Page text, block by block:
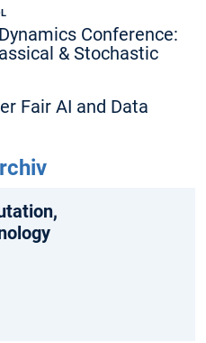
Conference:
& Stochastic
Fair AI and Data